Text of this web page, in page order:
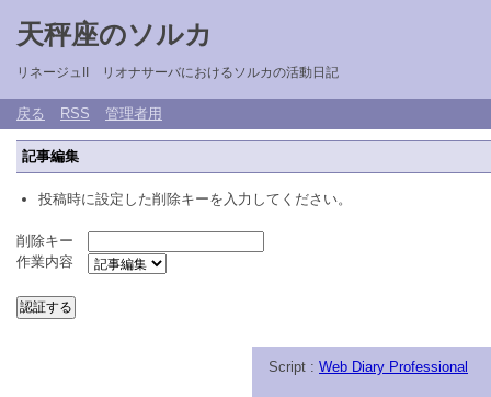
天秤座のソルカ
リネージュII リオナサーバにおけるソルカの活動日記
戻る RSS 管理者用
記事編集
投稿時に設定した削除キーを入力してください。
削除キー
作業内容
Script : Web Diary Professional